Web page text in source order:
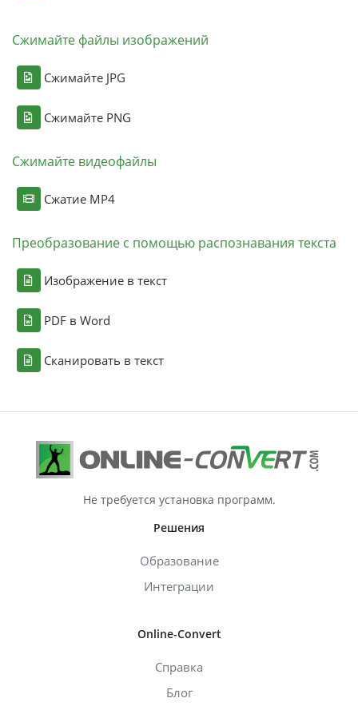
Сжимайте файлы изображений
Сжимайте JPG
Сжимайте PNG
Сжимайте видеофайлы
Сжатие MP4
Преобразование с помощью распознавания текста
Изображение в текст
PDF в Word
Сканировать в текст
Не требуется установка программ.
Решения
Образование
Интеграции
Online-Convert
Справка
Блог